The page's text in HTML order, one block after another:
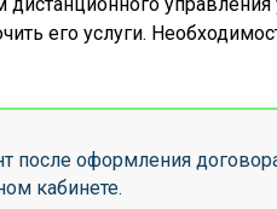
его услуги.
оформления
кабинете.